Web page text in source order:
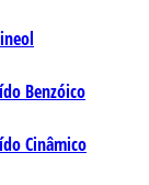
Benzóico
Cinâmico